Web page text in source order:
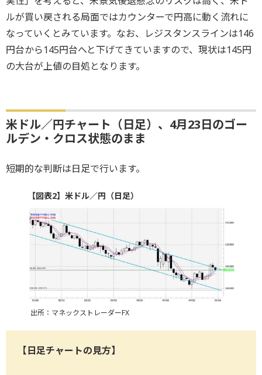
ルが買い戻される局面ではカウンターで円高に動く流れに
なっていくとみています。なお、レジスタンスラインは146
円台から145円台へと下げてきていますので、現状は145円
の大台が上値の目処となります。
米ドル／円チャート（日足）、4月23日のゴー
ルデン・クロス状態のまま
短期的な判断は日足で行います。
【図表2】米ドル／円（日足）
出所：マネックストレーダーFX
【日足チャートの見方】